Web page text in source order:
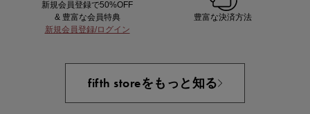
新規会員登録で50%OFF
& 豊富な会員特典
新規会員登録/ログイン
豊富な決済方法
fifth storeをもっと知る